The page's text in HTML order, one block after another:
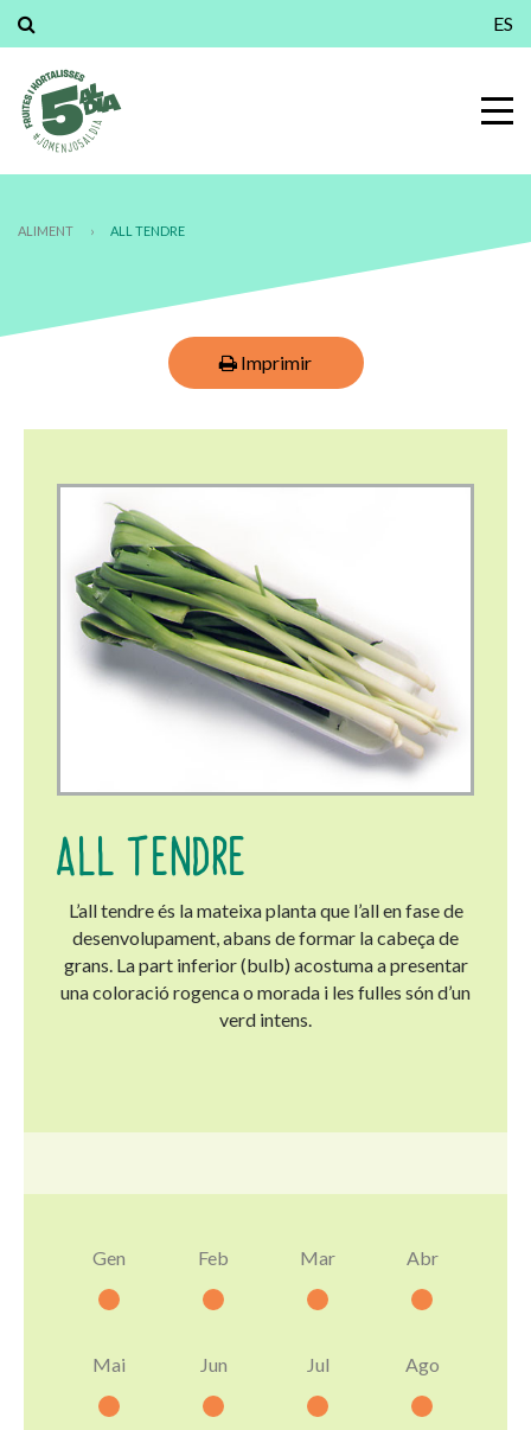
ES
ALIMENT › ALL TENDRE
Imprimir
ALL TENDRE
L’all tendre és la mateixa planta que l’all en fase de
desenvolupament, abans de formar la cabeça de
grans. La part inferior (bulb) acostuma a presentar
una coloració rogenca o morada i les fulles són d’un
verd intens.
Gen Feb Mar Abr
Mai Jun Jul Ago